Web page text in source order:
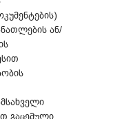
ან/